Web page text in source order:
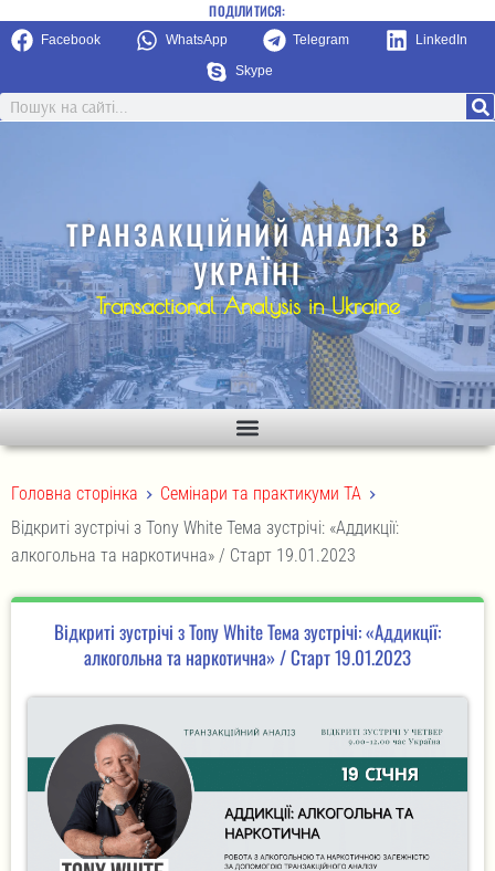
ПОДІЛИТИСЯ:
Facebook WhatsApp Telegram LinkedIn
Skype
ТРАНЗАКЦІЙНИЙ АНАЛІЗ В
УКРАЇНІ
Transactional Analysis in Ukraine
Головна сторінка > Семінари та практикуми ТА >
Відкриті зустрічі з Tony White Тема зустрічі: «Аддикції:
алкогольна та наркотична» / Старт 19.01.2023
Відкриті зустрічі з Tony White Тема зустрічі: «Аддикції:
алкогольна та наркотична» / Старт 19.01.2023